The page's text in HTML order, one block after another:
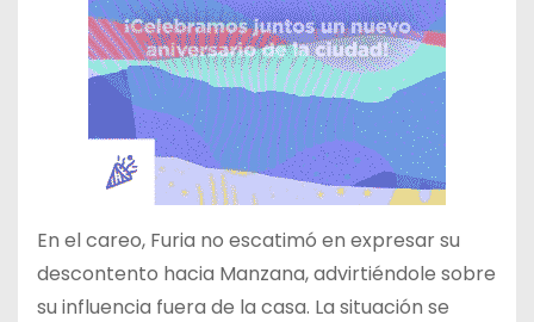
En el careo, Furia no escatimó en expresar su
descontento hacia Manzana, advirtiéndole sobre
su influencia fuera de la casa. La situación se